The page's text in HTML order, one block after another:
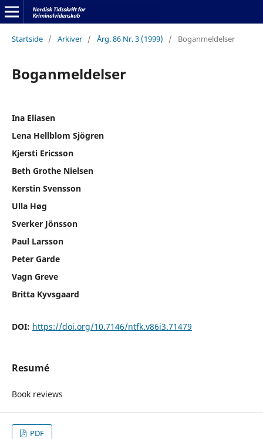
Startside / Arkiver / Årg. 86 Nr. 3 (1999) / Boganmeldelser
Boganmeldelser
Ina Eliasen
Lena Hellblom Sjögren
Kjersti Ericsson
Beth Grothe Nielsen
Kerstin Svensson
Ulla Høg
Sverker Jönsson
Paul Larsson
Peter Garde
Vagn Greve
Britta Kyvsgaard
DOI: https://doi.org/10.7146/ntfk.v86i3.71479
Resumé
Book reviews
PDF